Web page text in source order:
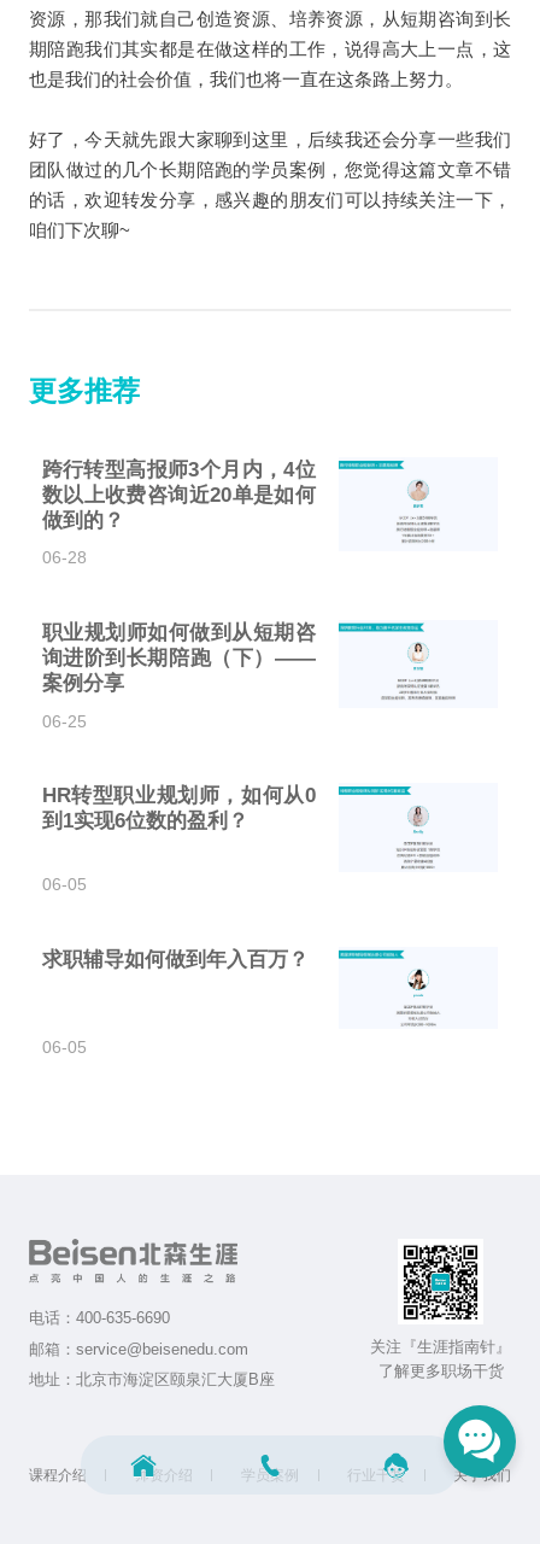
资源，那我们就自己创造资源、培养资源，从短期咨询到长
期陪跑我们其实都是在做这样的工作，说得高大上一点，这
也是我们的社会价值，我们也将一直在这条路上努力。
好了，今天就先跟大家聊到这里，后续我还会分享一些我们
团队做过的几个长期陪跑的学员案例，您觉得这篇文章不错
的话，欢迎转发分享，感兴趣的朋友们可以持续关注一下，
咱们下次聊~
更多推荐
跨行转型高报师3个月内，4位
数以上收费咨询近20单是如何
做到的？
06-28
职业规划师如何做到从短期咨
询进阶到长期陪跑（下）——
案例分享
06-25
HR转型职业规划师，如何从0
到1实现6位数的盈利？
06-05
求职辅导如何做到年入百万？
06-05
电话： 400-635-6690
邮箱： service@beisenedu.com
地址： 北京市海淀区颐泉汇大厦B座
关注『生涯指南针』
了解更多职场干货
课程介绍 师资介绍 学员案例 行业干货 关于我们